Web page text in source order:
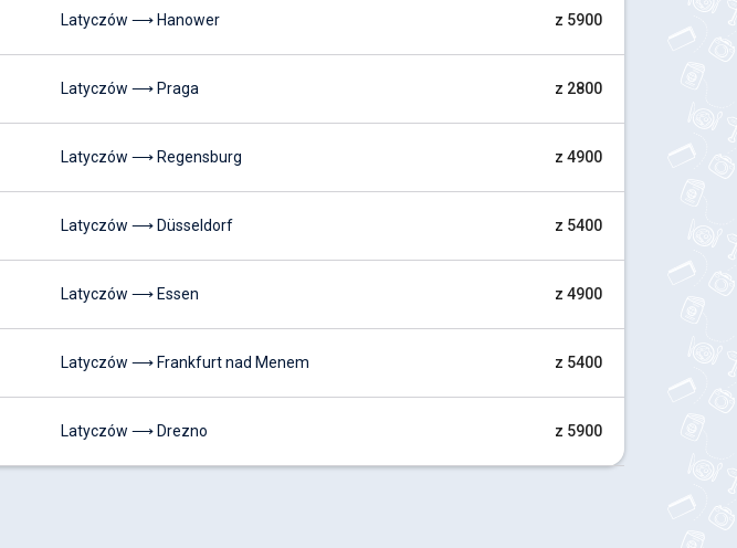
Latyczów ⟶ Hanower z 5900
Latyczów ⟶ Praga z 2800
Latyczów ⟶ Regensburg z 4900
Latyczów ⟶ Düsseldorf z 5400
Latyczów ⟶ Essen z 4900
Latyczów ⟶ Frankfurt nad Menem z 5400
Latyczów ⟶ Drezno z 5900